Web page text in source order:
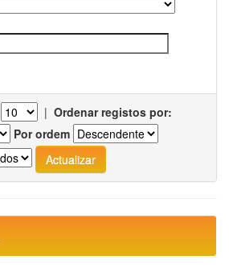
| Ordenar registos por:
Por ordem